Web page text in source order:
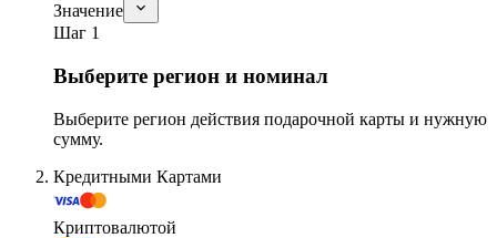
Значение
Шаг 1
Выберите регион и номинал
Выберите регион действия подарочной карты и нужную
сумму.
Кредитными Картами
Криптовалютой